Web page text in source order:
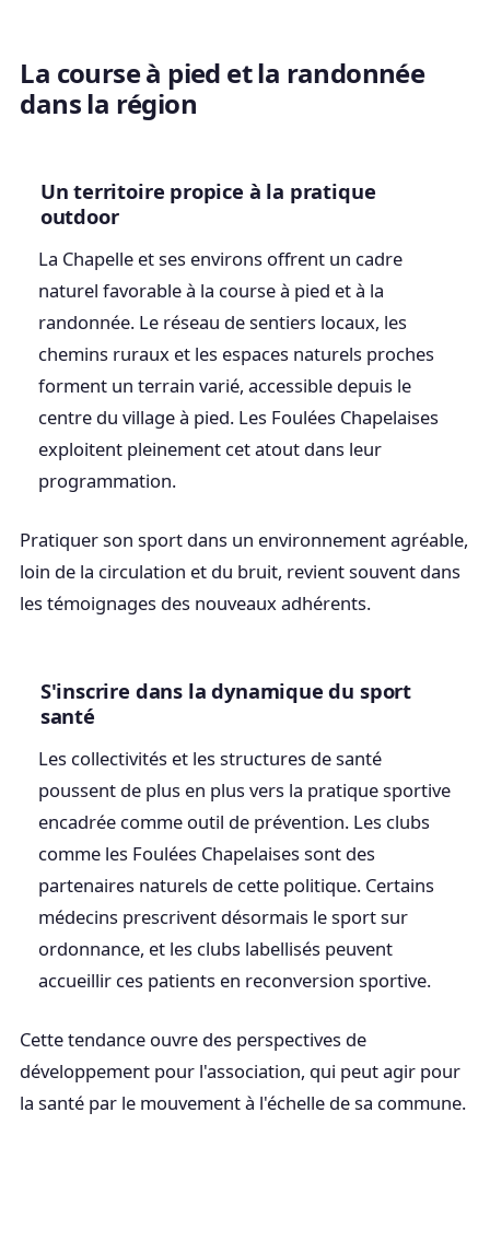
La course à pied et la randonnée
dans la région
Un territoire propice à la pratique
outdoor
La Chapelle et ses environs offrent un cadre
naturel favorable à la course à pied et à la
randonnée. Le réseau de sentiers locaux, les
chemins ruraux et les espaces naturels proches
forment un terrain varié, accessible depuis le
centre du village à pied. Les Foulées Chapelaises
exploitent pleinement cet atout dans leur
programmation.
Pratiquer son sport dans un environnement agréable,
loin de la circulation et du bruit, revient souvent dans
les témoignages des nouveaux adhérents.
S'inscrire dans la dynamique du sport
santé
Les collectivités et les structures de santé
poussent de plus en plus vers la pratique sportive
encadrée comme outil de prévention. Les clubs
comme les Foulées Chapelaises sont des
partenaires naturels de cette politique. Certains
médecins prescrivent désormais le sport sur
ordonnance, et les clubs labellisés peuvent
accueillir ces patients en reconversion sportive.
Cette tendance ouvre des perspectives de
développement pour l'association, qui peut agir pour
la santé par le mouvement à l'échelle de sa commune.